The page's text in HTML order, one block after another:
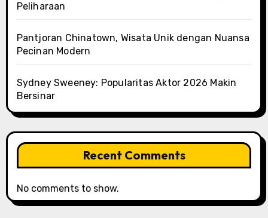
Peliharaan
Pantjoran Chinatown, Wisata Unik dengan Nuansa
Pecinan Modern
Sydney Sweeney: Popularitas Aktor 2026 Makin
Bersinar
Recent Comments
No comments to show.